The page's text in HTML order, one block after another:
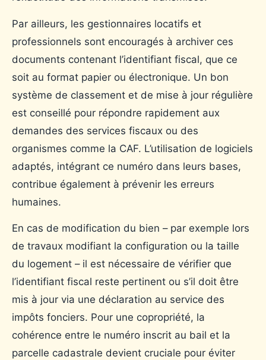
Par ailleurs, les gestionnaires locatifs et
professionnels sont encouragés à archiver ces
documents contenant l’identifiant fiscal, que ce
soit au format papier ou électronique. Un bon
système de classement et de mise à jour régulière
est conseillé pour répondre rapidement aux
demandes des services fiscaux ou des
organismes comme la CAF. L’utilisation de logiciels
adaptés, intégrant ce numéro dans leurs bases,
contribue également à prévenir les erreurs
humaines.
En cas de modification du bien – par exemple lors
de travaux modifiant la configuration ou la taille
du logement – il est nécessaire de vérifier que
l’identifiant fiscal reste pertinent ou s’il doit être
mis à jour via une déclaration au service des
impôts fonciers. Pour une copropriété, la
cohérence entre le numéro inscrit au bail et la
parcelle cadastrale devient cruciale pour éviter